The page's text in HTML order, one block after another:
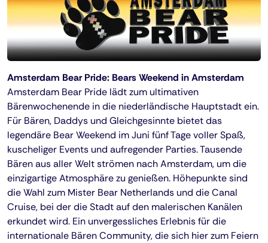
Amsterdam Bear Pride: Bears Weekend in Amsterdam
Amsterdam Bear Pride lädt zum ultimativen
Bärenwochenende in die niederländische Hauptstadt ein.
Für Bären, Daddys und Gleichgesinnte bietet das
legendäre Bear Weekend im Juni fünf Tage voller Spaß,
kuscheliger Events und aufregender Parties. Tausende
Bären aus aller Welt strömen nach Amsterdam, um die
einzigartige Atmosphäre zu genießen. Höhepunkte sind
die Wahl zum Mister Bear Netherlands und die Canal
Cruise, bei der die Stadt auf den malerischen Kanälen
erkundet wird. Ein unvergessliches Erlebnis für die
internationale Bären Community, die sich hier zum Feiern